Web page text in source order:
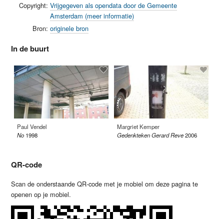
Copyright: Vrijgegeven als opendata door de Gemeente
Amsterdam (meer informatie)
Bron: originele bron
In de buurt
Paul Vendel
No 1998
Margriet Kemper
Gedenkteken Gerard Reve2006
QR-code
Scan de onderstaande QR-code met je mobiel om deze pagina te
openen op je mobiel.